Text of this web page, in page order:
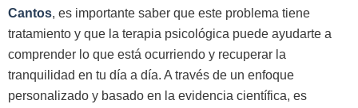
Cantos, es importante saber que este problema tiene
tratamiento y que la terapia psicológica puede ayudarte a
comprender lo que está ocurriendo y recuperar la
tranquilidad en tu día a día. A través de un enfoque
personalizado y basado en la evidencia científica, es